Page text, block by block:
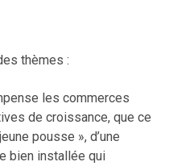
thèmes :
les commerces
de croissance, que ce
pousse », d’une
bien installée qui